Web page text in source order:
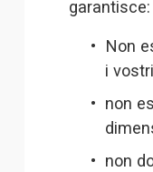
garantisce:
Non
i
non
non